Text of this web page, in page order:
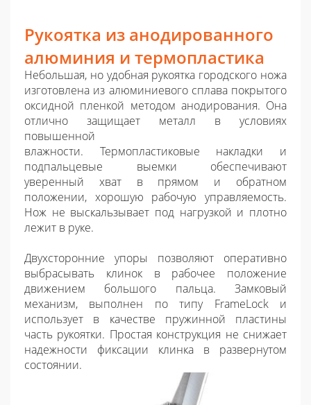
Рукоятка из анодированного
алюминия и термопластика
Небольшая, но удобная рукоятка городского ножа
изготовлена из алюминиевого сплава покрытого
оксидной пленкой методом анодирования. Она
отлично защищает металл в условиях
повышенной
влажности. Термопластиковые накладки и
подпальцевые выемки обеспечивают
уверенный хват в прямом и обратном
положении, хорошую рабочую управляемость.
Нож не выскальзывает под нагрузкой и плотно
лежит в руке.
Двухсторонние упоры позволяют оперативно
выбрасывать клинок в рабочее положение
движением большого пальца. Замковый
механизм, выполнен по типу FrameLock и
использует в качестве пружинной пластины
часть рукоятки. Простая конструкция не снижает
надежности фиксации клинка в развернутом
состоянии.